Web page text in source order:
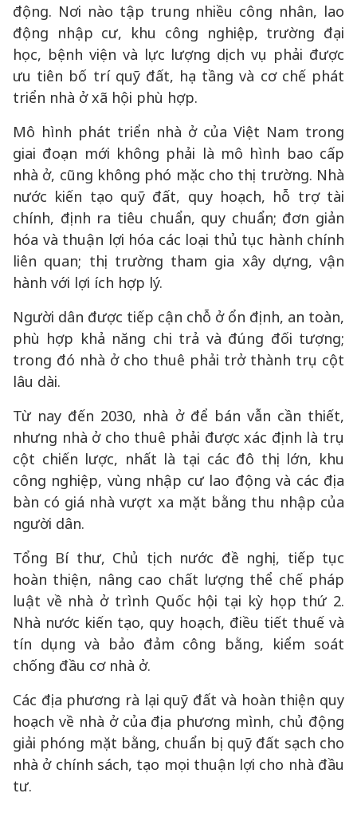
động. Nơi nào tập trung nhiều công nhân, lao
động nhập cư, khu công nghiệp, trường đại
học, bệnh viện và lực lượng dịch vụ phải được
ưu tiên bố trí quỹ đất, hạ tầng và cơ chế phát
triển nhà ở xã hội phù hợp.
Mô hình phát triển nhà ở của Việt Nam trong
giai đoạn mới không phải là mô hình bao cấp
nhà ở, cũng không phó mặc cho thị trường. Nhà
nước kiến tạo quỹ đất, quy hoạch, hỗ trợ tài
chính, định ra tiêu chuẩn, quy chuẩn; đơn giản
hóa và thuận lợi hóa các loại thủ tục hành chính
liên quan; thị trường tham gia xây dựng, vận
hành với lợi ích hợp lý.
Người dân được tiếp cận chỗ ở ổn định, an toàn,
phù hợp khả năng chi trả và đúng đối tượng;
trong đó nhà ở cho thuê phải trở thành trụ cột
lâu dài.
Từ nay đến 2030, nhà ở để bán vẫn cần thiết,
nhưng nhà ở cho thuê phải được xác định là trụ
cột chiến lược, nhất là tại các đô thị lớn, khu
công nghiệp, vùng nhập cư lao động và các địa
bàn có giá nhà vượt xa mặt bằng thu nhập của
người dân.
Tổng Bí thư, Chủ tịch nước đề nghị, tiếp tục
hoàn thiện, nâng cao chất lượng thể chế pháp
luật về nhà ở trình Quốc hội tại kỳ họp thứ 2.
Nhà nước kiến tạo, quy hoạch, điều tiết thuế và
tín dụng và bảo đảm công bằng, kiểm soát
chống đầu cơ nhà ở.
Các địa phương rà lại quỹ đất và hoàn thiện quy
hoạch về nhà ở của địa phương mình, chủ động
giải phóng mặt bằng, chuẩn bị quỹ đất sạch cho
nhà ở chính sách, tạo mọi thuận lợi cho nhà đầu
tư.